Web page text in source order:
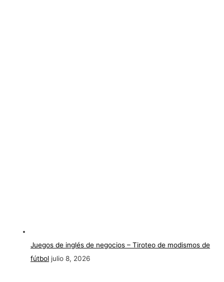
Juegos de inglés de negocios – Tiroteo de modismos de
fútbol julio 8, 2026